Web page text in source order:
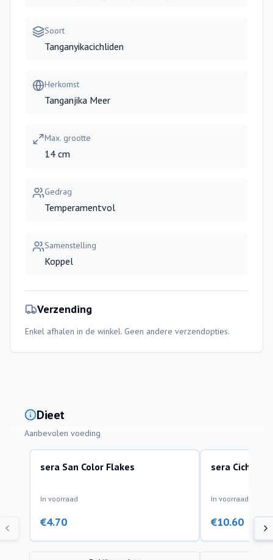
Soort
Tanganyikacichliden
Herkomst
Tanganjika Meer
Max. grootte
14 cm
Gedrag
Temperamentvol
Samenstelling
Koppel
Verzending
Enkel afhalen in de winkel. Geen andere verzendopties.
Dieet
Aanbevolen voeding
sera San Color Flakes
In voorraad
€4.70
sera Cichlid
In voorraad
€10.60